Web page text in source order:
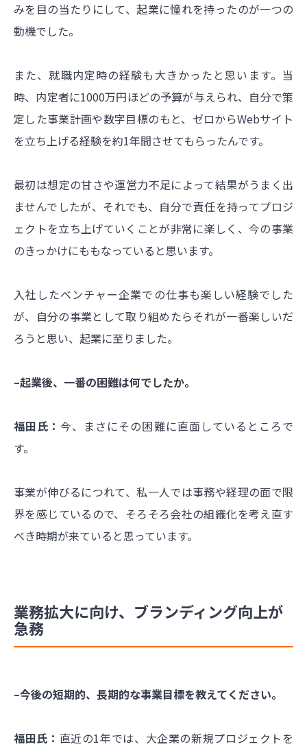
みを目の当たりにして、起業に憧れを持ったのが一つの
動機でした。
また、就職内定時の経験も大きかったと思います。当
時、内定者に1000万円ほどの予算が与えられ、自分で策
定した事業計画や数字目標のもと、ゼロからWebサイト
を立ち上げる経験を約1年間させてもらったんです。
最初は想定の甘さや運営力不足によって結果がうまく出
ませんでしたが、それでも、自分で責任を持ってプロジ
ェクトを立ち上げていくことが非常に楽しく、今の事業
のきっかけにももなっていると思います。
入社したベンチャー企業での仕事も楽しい経験でした
が、自分の事業として取り組めたらそれが一番楽しいだ
ろうと思い、起業に至りました。
–起業後、一番の困難は何でしたか。
福田氏：今、まさにその困難に直面しているところで
す。
事業が伸びるにつれて、私一人では事務や経理の面で限
界を感じているので、そろそろ会社の組織化を考え直す
べき時期が来ていると思っています。
業務拡大に向け、ブランディング向上が
急務
–今後の短期的、長期的な事業目標を教えてください。
福田氏： 直近の1年では、大企業の新規プロジェクトを